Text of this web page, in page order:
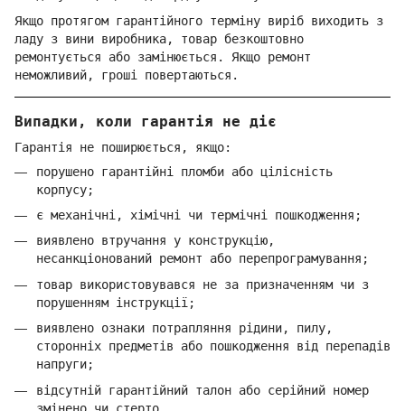
Якщо протягом гарантійного терміну виріб виходить з
ладу з вини виробника, товар безкоштовно
ремонтується або замінюється. Якщо ремонт
неможливий, гроші повертаються.
Випадки, коли гарантія не діє
Гарантія не поширюється, якщо:
порушено гарантійні пломби або цілісність
корпусу;
є механічні, хімічні чи термічні пошкодження;
виявлено втручання у конструкцію,
несанкціонований ремонт або перепрограмування;
товар використовувався не за призначенням чи з
порушенням інструкції;
виявлено ознаки потрапляння рідини, пилу,
сторонніх предметів або пошкодження від перепадів
напруги;
відсутній гарантійний талон або серійний номер
змінено чи стерто.